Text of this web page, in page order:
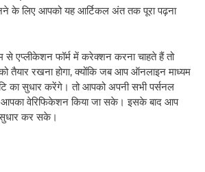
के लिए आपको यह आर्टिकल अंत तक पूरा पढ़ना
एप्लीकेशन फॉर्म में करेक्शन करना चाहते हैं तो
तैयार रखना होगा, क्योंकि जब आप ऑनलाइन माध्यम
का सुधार करेंगे। तो आपको अपनी सभी पर्सनल
आपका वेरिफिकेशन किया जा सके। इसके बाद आप
कर सके।